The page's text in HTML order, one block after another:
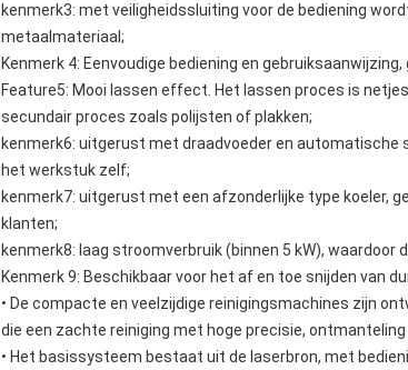
kenmerk3: met veiligheidssluiting voor de bediening
metaalmateriaal;
Kenmerk 4: Eenvoudige bediening en
Feature5: Mooi lassen effect. Het lassen proces is
secundair proces zoals polijsten of plakken;
kenmerk6: uitgerust met draadvoeder en automatische
het werkstuk zelf;
kenmerk7: uitgerust met een afzonderlijke type koeler,
klanten;
kenmerk8: laag stroomverbruik (binnen 5 kW), waardoor
Kenmerk 9: Beschikbaar voor het af en toe snijden van
• De compacte en veelzijdige reinigingsmachines zijn
die een zachte reiniging met hoge precisie,
• Het basissysteem bestaat uit de laserbron, met